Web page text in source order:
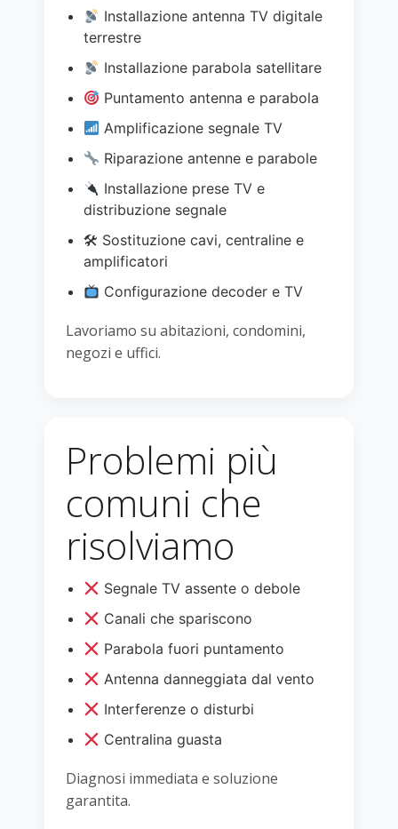
Installazione antenna TV digitale
terrestre
Installazione parabola satellitare
Puntamento antenna e parabola
Amplificazione segnale TV
Riparazione antenne e parabole
Installazione prese TV e
distribuzione segnale
🛠 Sostituzione cavi, centraline e
amplificatori
Configurazione decoder e TV
Lavoriamo su abitazioni, condomini,
negozi e uffici.
Problemi più
comuni che
risolviamo
Segnale TV assente o debole
Canali che spariscono
Parabola fuori puntamento
Antenna danneggiata dal vento
Interferenze o disturbi
Centralina guasta
Diagnosi immediata e soluzione
garantita.